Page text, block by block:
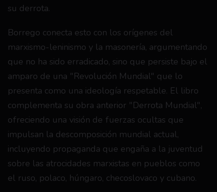
su derrota.
Borrego conecta esto con los orígenes del
marxismo-leninismo y la masonería, argumentando
que no ha sido erradicado, sino que persiste bajo el
amparo de una "Revolución Mundial" que lo
presenta como una ideología respetable. El libro
complementa su obra anterior "Derrota Mundial",
ofreciendo una visión de fuerzas ocultas que
impulsan la descomposición mundial actual,
incluyendo propaganda que engaña a la juventud
sobre las atrocidades marxistas en pueblos como
el ruso, polaco, húngaro, checoslovaco y cubano.